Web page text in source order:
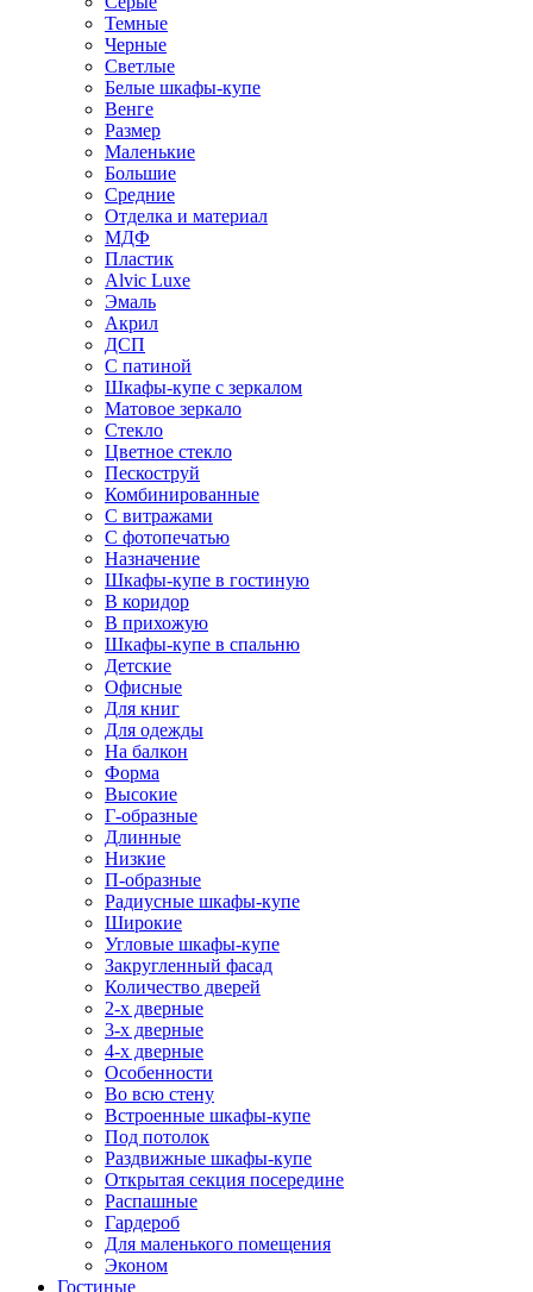
Темные
Черные
Светлые
Белые шкафы-купе
Венге
Размер
Маленькие
Большие
Средние
Отделка и материал
МДФ
Пластик
Alvic Luxe
Эмаль
Акрил
ДСП
С патиной
Шкафы-купе с зеркалом
Матовое зеркало
Стекло
Цветное стекло
Пескоструй
Комбинированные
С витражами
С фотопечатью
Назначение
Шкафы-купе в гостиную
В коридор
В прихожую
Шкафы-купе в спальню
Детские
Офисные
Для книг
Для одежды
На балкон
Форма
Высокие
Г-образные
Длинные
Низкие
П-образные
Радиусные шкафы-купе
Широкие
Угловые шкафы-купе
Закругленный фасад
Количество дверей
2-х дверные
3-х дверные
4-х дверные
Особенности
Во всю стену
Встроенные шкафы-купе
Под потолок
Раздвижные шкафы-купе
Открытая секция посередине
Распашные
Гардероб
Для маленького помещения
Эконом
Гостиные